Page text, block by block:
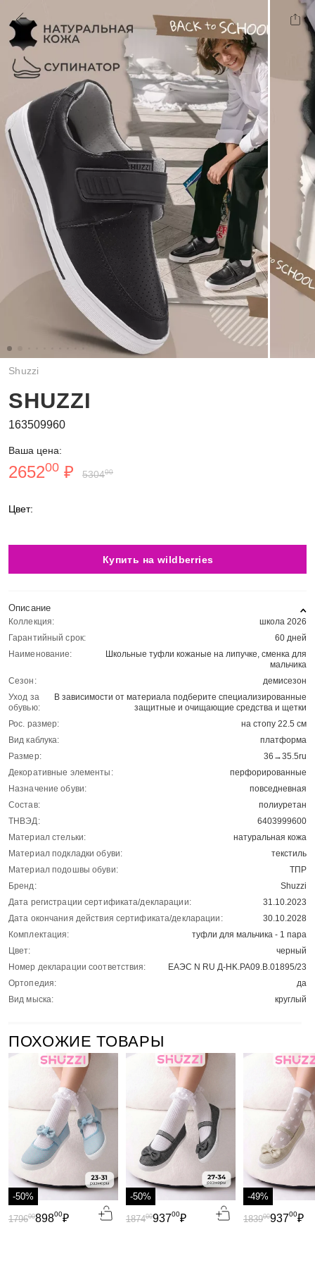
Shuzzi
SHUZZI
163509960
Ваша цена:
265200 ₽ 530400
Цвет:
Купить на wildberries
Описание
Коллекция:
школа 2026
Гарантийный срок:
60 дней
Наименование:
Школьные туфли кожаные на липучке, сменка для
мальчика
Сезон:
демисезон
Уход за
обувью:
В зависимости от материала подберите специализированные
защитные и очищающие средства и щетки
Рос. размер:
на стопу 22.5 см
Вид каблука:
платформа
Размер:
36→35.5ru
Декоративные элементы:
перфорированные
Назначение обуви:
повседневная
Состав:
полиуретан
ТНВЭД:
6403999600
Материал стельки:
натуральная кожа
Материал подкладки обуви:
текстиль
Материал подошвы обуви:
ТПР
Бренд:
Shuzzi
Дата регистрации сертификата/декларации:
31.10.2023
Дата окончания действия сертификата/декларации:
30.10.2028
Комплектация:
туфли для мальчика - 1 пара
Цвет:
черный
Номер декларации соответствия:
ЕАЭС N RU Д-HK.РА09.В.01895/23
Ортопедия:
да
Вид мыска:
круглый
ПОХОЖИЕ ТОВАРЫ
-50%
89800₽
179600
-50%
93700₽
187400
-49%
93700₽
183900